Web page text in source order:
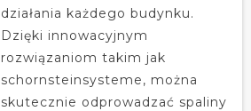
działania każdego budynku.
Dzięki innowacyjnym
rozwiązaniom takim jak
schornsteinsysteme, można
skutecznie odprowadzać spaliny